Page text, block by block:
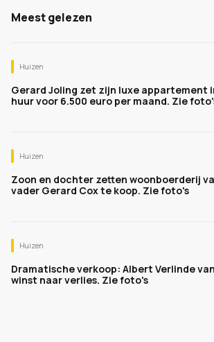
Meest gelezen
Huizen
Gerard Joling zet zijn luxe appartement
huur voor 6.500 euro per maand. Zie
Huizen
Zoon en dochter zetten woonboerderij
vader Gerard Cox te koop. Zie foto's
Huizen
Dramatische verkoop: Albert Verlinde
winst naar verlies. Zie foto's